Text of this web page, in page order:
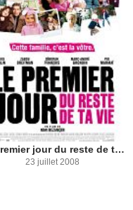
Le premier jour du reste de ta vie
23 juillet 2008